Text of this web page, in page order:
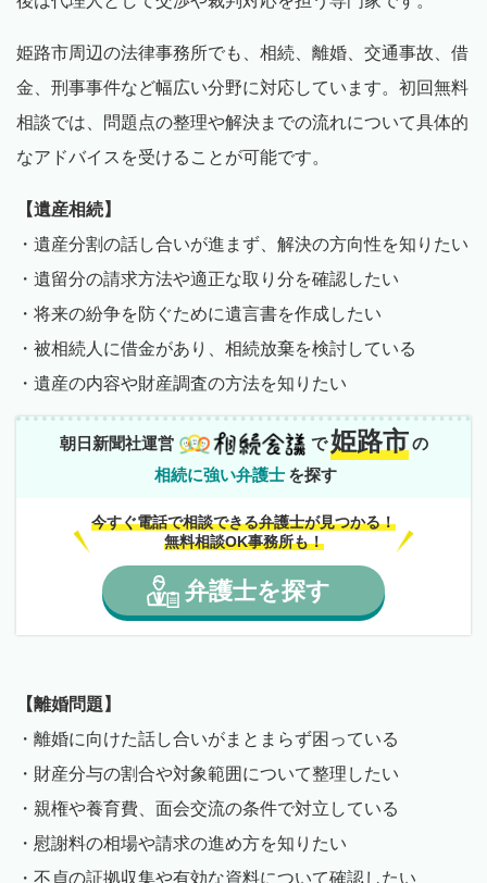
姫路市周辺の法律事務所でも、相続、離婚、交通事故、借
金、刑事事件など幅広い分野に対応しています。初回無料
相談では、問題点の整理や解決までの流れについて具体的
なアドバイスを受けることが可能です。
【遺産相続】
・遺産分割の話し合いが進まず、解決の方向性を知りたい
・遺留分の請求方法や適正な取り分を確認したい
・将来の紛争を防ぐために遺言書を作成したい
・被相続人に借金があり、相続放棄を検討している
・遺産の内容や財産調査の方法を知りたい
朝日新聞社運営 で 姫路市 の
相続に強い弁護士 を探す
今すぐ電話で相談できる弁護士が見つかる！
無料相談OK事務所も！
弁護士を探す
【離婚問題】
・離婚に向けた話し合いがまとまらず困っている
・財産分与の割合や対象範囲について整理したい
・親権や養育費、面会交流の条件で対立している
・慰謝料の相場や請求の進め方を知りたい
・不貞の証拠収集や有効な資料について確認したい